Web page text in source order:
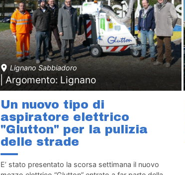
Lignano Sabbiadoro
| Argomento: Lignano
Un nuovo tipo di
aspiratore elettrico
"Glutton" per la pulizia
delle strade
E’ stato presentato la scorsa settimana il nuovo